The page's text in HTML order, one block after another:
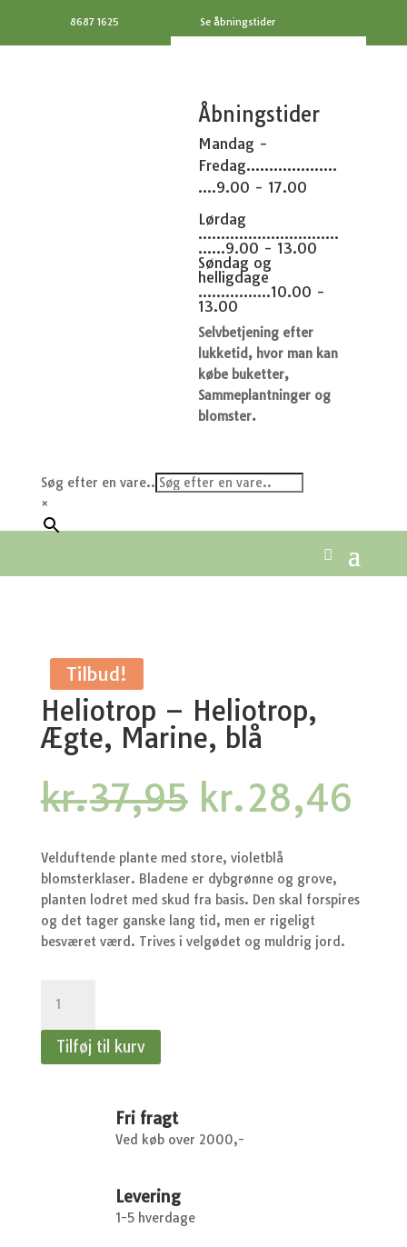
8687 1625 Se åbningstider
Åbningstider
Mandag -
Fredag....................
....9.00 - 17.00
Lørdag
...............................
......9.00 - 13.00
Søndag og
helligdage
................10.00 -
13.00
Selvbetjening efter
lukketid, hvor man kan
købe buketter,
Sammeplantninger og
blomster.
Søg efter en vare..
×
Tilbud!
Heliotrop – Heliotrop,
Ægte, Marine, blå
kr.37,95 Den
oprindelige
pris
var:
kr.37,95.
kr.28,46
Velduftende plante med store, violetblå
blomsterklaser. Bladene er dybgrønne og grove,
planten lodret med skud fra basis. Den skal forspires
og det tager ganske lang tid, men er rigeligt
besværet værd. Trives i velgødet og muldrig jord.
Heliotrop,
Ægte,
Tilføj til kurv
Fri fragt
Ved køb over 2000,-
Levering
1-5 hverdage